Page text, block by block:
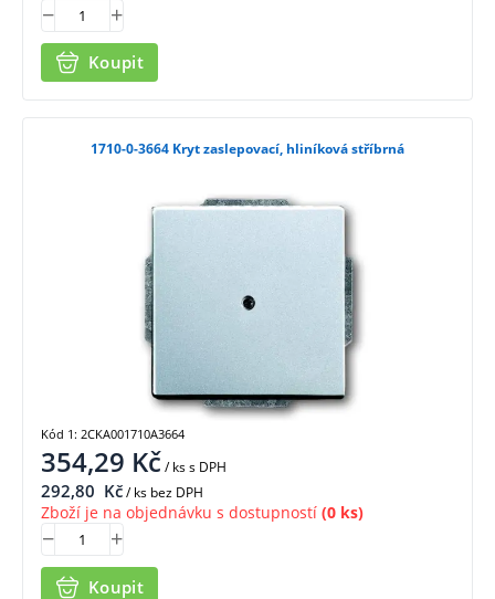
Koupit
1710-0-3664 Kryt zaslepovací, hliníková stříbrná
354,29 Kč/ kss DPH
292,80 Kč/ ks bez DPH
Zboží je na objednávku s dostupností (0 ks)
Koupit
Kód 1: 2CKA001710A3664